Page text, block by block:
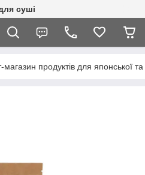
суші
продуктів для японської та